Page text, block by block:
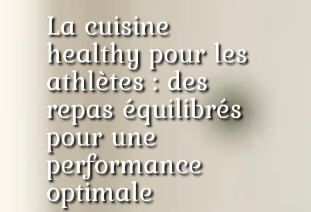
La cuisine
healthy pour les
athlètes : des
repas équilibrés
pour une
performance
optimale